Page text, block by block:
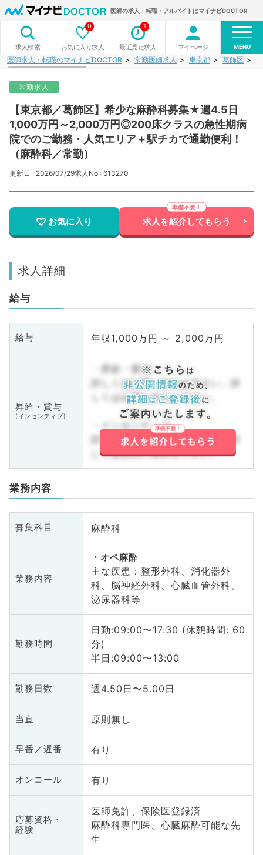
医師の求人・転職・アルバイトはマイナビDOCTOR
求人検索 お気に入り求人
0
最近見た求人
1
マイページ MENU
医師求人・転職のマイナビDOCTOR 常勤医師求人 東京都 葛飾区
常勤求人
【東京都／葛飾区】希少な麻酔科募集★週4.5日
1,000万円～2,000万円◎200床クラスの急性期病
院でのご勤務・人気エリア＋駅チカで通勤便利！
（麻酔科／常勤）
更新日 : 2026/07/29求人No : 613270
お気に入り 求人を紹介してもらう
求人詳細
給与
給与 年収1,000万円 ～ 2,000万円
昇給・賞与
(インセンティブ)
・昇給・賞与
詳しくはお問い合わせ下さい。詳
しくはお問い合わせ下さい。
・インセンティブ
詳しくはお問い合わせ下さい。詳
しくはお問い合わせ下さい。
業務内容
募集科目 麻酔科
業務内容
オペ麻酔
主な疾患：整形外科、消化器外
科、脳神経外科、心臓血管外科、
泌尿器科等
勤務時間
日勤:09:00〜17:30 (休憩時間: 60
分)
半日:09:00〜13:00
勤務日数 週4.50日〜5.00日
当直 原則無し
早番／遅番 有り
オンコール 有り
応募資格・
経験
医師免許、保険医登録済
麻酔科専門医、心臓麻酔可能な先
生